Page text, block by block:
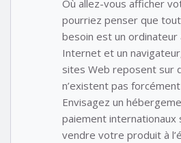
Où allez-vous afficher
pourriez penser que
besoin est un ordinateur
Internet et un
sites Web reposent sur
n’existent pas
Envisagez un
paiement internationaux
vendre votre produit à